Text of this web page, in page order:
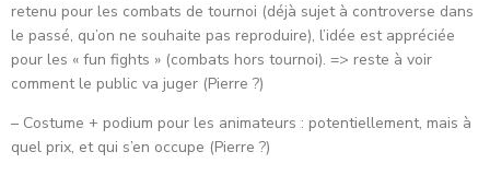
retenu pour les combats de tournoi (déjà sujet à controverse dans
le passé, qu’on ne souhaite pas reproduire), l’idée est appréciée
pour les « fun fights » (combats hors tournoi). => reste à voir
comment le public va juger (Pierre ?)
– Costume + podium pour les animateurs : potentiellement, mais à
quel prix, et qui s’en occupe (Pierre ?)